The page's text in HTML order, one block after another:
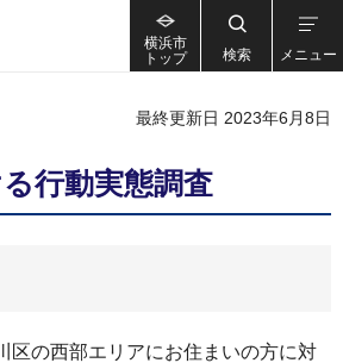
横浜市
トップ
検索 メニュー
最終更新日 2023年6月8日
行動実態調査
区の西部エリアにお住まいの方に対